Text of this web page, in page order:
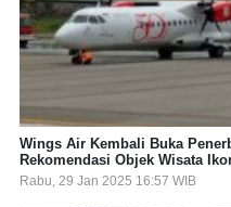
Wings Air Kembali Buka
Rekomendasi Objek Wisata
Rabu, 29 Jan 2025 16:57 WIB